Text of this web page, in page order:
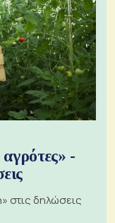
αγρότες» -
στις δηλώσεις